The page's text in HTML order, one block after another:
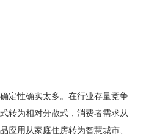
定性确实太多。在行业存量竞争
转为相对分散式，消费者需求从
应用从家庭住房转为智慧城市、